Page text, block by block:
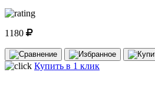
1180
Купить в 1 клик